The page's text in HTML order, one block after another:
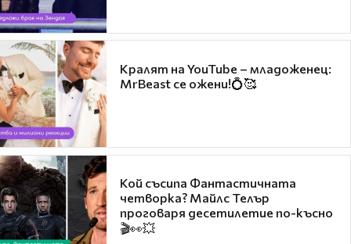
Кралят на YouTube – младоженец:
MrBeast се ожени!💍🥰
Кой съсипа Фантастичната
четворка? Майлс Телър
проговаря десетилетие по-късно
🎬👀💥